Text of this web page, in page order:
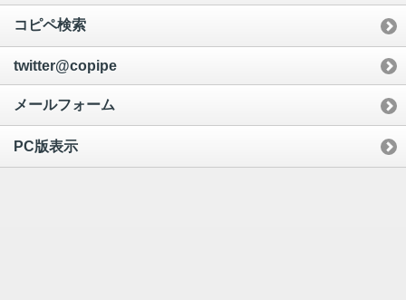
コピペ検索
twitter@copipe
メールフォーム
PC版表示